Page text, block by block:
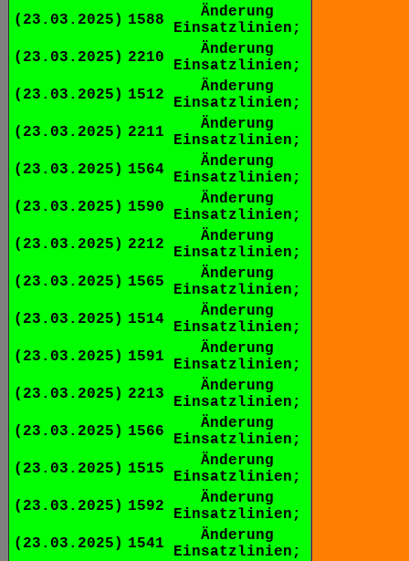
(23.03.2025) 1588
Änderung
Einsatzlinien;
(23.03.2025) 2210
Änderung
Einsatzlinien;
(23.03.2025) 1512
Änderung
Einsatzlinien;
(23.03.2025) 2211
Änderung
Einsatzlinien;
(23.03.2025) 1564
Änderung
Einsatzlinien;
(23.03.2025) 1590
Änderung
Einsatzlinien;
(23.03.2025) 2212
Änderung
Einsatzlinien;
(23.03.2025) 1565
Änderung
Einsatzlinien;
(23.03.2025) 1514
Änderung
Einsatzlinien;
(23.03.2025) 1591
Änderung
Einsatzlinien;
(23.03.2025) 2213
Änderung
Einsatzlinien;
(23.03.2025) 1566
Änderung
Einsatzlinien;
(23.03.2025) 1515
Änderung
Einsatzlinien;
(23.03.2025) 1592
Änderung
Einsatzlinien;
(23.03.2025) 1541
Änderung
Einsatzlinien;